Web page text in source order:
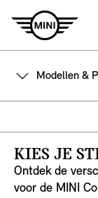
Modellen &
KIES JE
Ontdek de
voor de MINI